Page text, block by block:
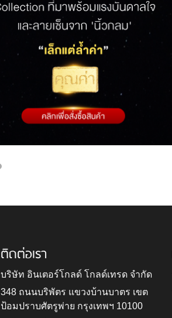
ติดต่อเรา
บริษัท อินเตอร์โกลด์ โกลด์เทรด จำกัด
348 ถนนบริพัตร แขวงบ้านบาตร เขต
ป้อมปราบศัตรูพ่าย กรุงเทพฯ 10100